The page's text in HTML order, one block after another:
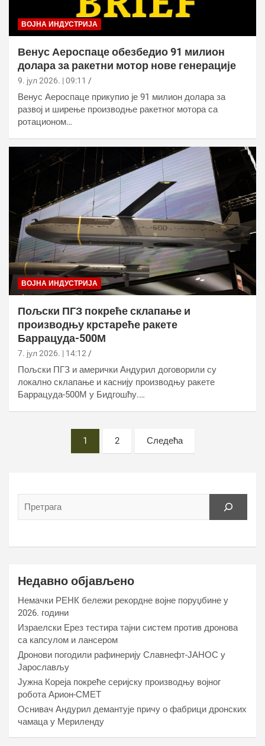
ВОЈНА ИНДУСТРИЈА
Венус Аероспаце обезбедио 91 милион
долара за ракетни мотор нове генерације
9. јул 2026. | 09:11
Венус Аероспаце прикупио је 91 милион долара за
развој и ширење производње ракетног мотора са
ротационом…
ВОЈНА ИНДУСТРИЈА
Пољски ПГЗ покреће склапање и
производњу крстареће ракете
Баррацуда-500М
7. јул 2026. | 14:12
Пољски ПГЗ и амерички Андурил договорили су
локално склапање и каснију производњу ракете
Баррацуда-500М у Бидгошћу.…
пагинатион
1 2 Следећа
Недавно објављено
Немачки РЕНК бележи рекордне војне поруџбине у
2026. години
Израелски Ерез тестира тајни систем против дронова
са капсулом и лансером
Дронови погодили рафинерију Славнефт-ЈАНОС у
Јарослављу
Јужна Кореја покреће серијску производњу војног
робота Арион-СМЕТ
Оснивач Андурил демантује причу о фабрици дронских
чамаца у Мериленду